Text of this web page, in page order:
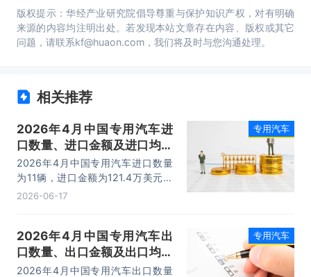
版权提示：华经产业研究院倡导尊重与保护知识产权，对有明确
来源的内容均注明出处。若发现本站文章存在内容、版权或其它
问题，请联系kf@huaon.com，我们将及时与您沟通处理。
相关推荐
2026年4月中国专用汽车进
口数量、进口金额及进口均价
统计分析
2026年4月中国专用汽车进口数量
为11辆，进口金额为121.4万美元，
进口均价为11万美元/辆。
2026-06-17
专用汽车
2026年4月中国专用汽车出
口数量、出口金额及出口均价
统计分析
2026年4月中国专用汽车出口数量
专用汽车